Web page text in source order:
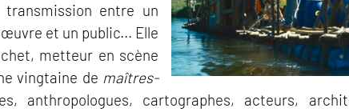
entre un
et un public... Elle
metteur en scène
vingtaine de maîtres-
anthropologues, cartographes, acteurs,